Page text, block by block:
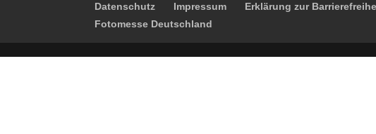
Datenschutz Impressum Erklärung zur
Fotomesse Deutschland